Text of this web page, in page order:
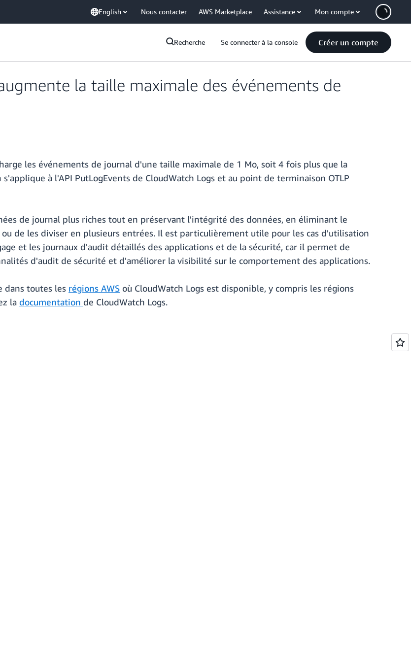
English Nous contacter AWS Marketplace Assistance Mon compte
Recherche Se connecter à la console Créer un compte
la taille maximale des événements de
les événements de journal d'une taille maximale de 1 Mo, soit 4 fois plus que la
à l'API PutLogEvents de CloudWatch Logs et au point de terminaison OTLP
de journal plus riches tout en préservant l'intégrité des données, en éliminant le
de les diviser en plusieurs entrées. Il est particulièrement utile pour les cas d'utilisation
et les journaux d'audit détaillés des applications et de la sécurité, car il permet de
d'audit de sécurité et d'améliorer la visibilité sur le comportement des applications.
dans toutes les régions AWS où CloudWatch Logs est disponible, y compris les régions
la documentation de CloudWatch Logs.